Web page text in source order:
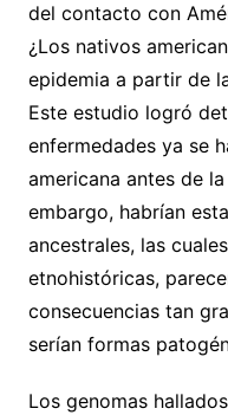
del contacto con
¿Los nativos
epidemia a partir de
Este estudio logró
enfermedades ya se
americana antes de
embargo, habrían
ancestrales, las
etnohistóricas,
consecuencias tan
serían formas
Los genomas